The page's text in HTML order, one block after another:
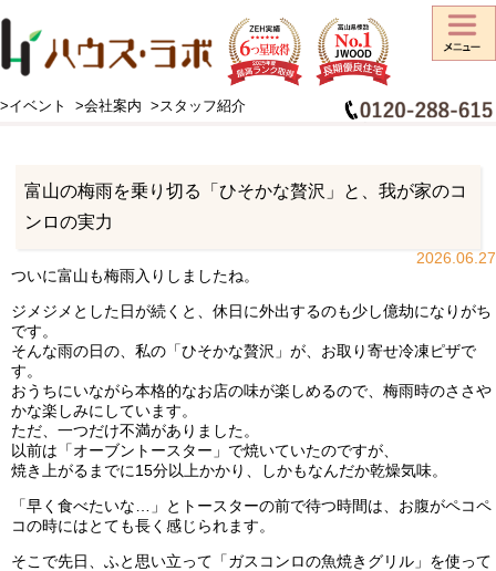
>イベント >会社案内 >スタッフ紹介
HOME > スタッフブログ > 富山の梅雨を乗り切る「ひそかな贅沢」と、我が家のコンロの実力
富山の梅雨を乗り切る「ひそかな贅沢」と、我が家のコ
ンロの実力
2026.06.27
ついに富山も梅雨入りしましたね。
ジメジメとした日が続くと、休日に外出するのも少し億劫になりがち
です。
そんな雨の日の、私の「ひそかな贅沢」が、お取り寄せ冷凍ピザで
す。
おうちにいながら本格的なお店の味が楽しめるので、梅雨時のささや
かな楽しみにしています。
ただ、一つだけ不満がありました。
以前は「オーブントースター」で焼いていたのですが、
焼き上がるまでに15分以上かかり、しかもなんだか乾燥気味。
「早く食べたいな…」とトースターの前で待つ時間は、お腹がペコペ
コの時にはとても長く感じられます。
そこで先日、ふと思い立って「ガスコンロの魚焼きグリル」 を使って